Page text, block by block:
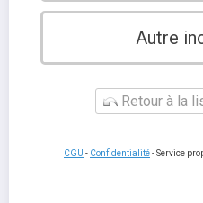
Autre
Retour à la
CGU - Confidentialité- Service